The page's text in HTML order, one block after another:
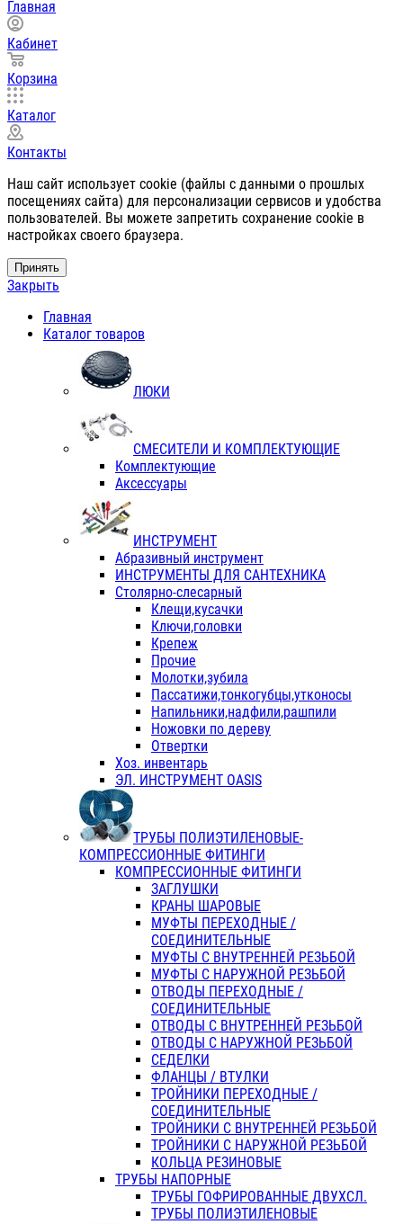
Главная
Кабинет
Корзина
Каталог
Контакты
Наш сайт использует cookie (файлы с данными о прошлых
посещениях сайта) для персонализации сервисов и удобства
пользователей. Вы можете запретить сохранение cookie в
настройках своего браузера.
Принять
Закрыть
Главная
Каталог товаров
ЛЮКИ
СМЕСИТЕЛИ И КОМПЛЕКТУЮЩИЕ
Комплектующие
Аксессуары
ИНСТРУМЕНТ
Абразивный инструмент
ИНСТРУМЕНТЫ ДЛЯ САНТЕХНИКА
Столярно-слесарный
Клещи,кусачки
Ключи,головки
Крепеж
Прочие
Молотки,зубила
Пассатижи,тонкогубцы,утконосы
Напильники,надфили,рашпили
Ножовки по дереву
Отвертки
Хоз. инвентарь
ЭЛ. ИНСТРУМЕНТ OASIS
ТРУБЫ ПОЛИЭТИЛЕНОВЫЕ-
КОМПРЕССИОННЫЕ ФИТИНГИ
КОМПРЕССИОННЫЕ ФИТИНГИ
ЗАГЛУШКИ
КРАНЫ ШАРОВЫЕ
МУФТЫ ПЕРЕХОДНЫЕ /
СОЕДИНИТЕЛЬНЫЕ
МУФТЫ С ВНУТРЕННЕЙ РЕЗЬБОЙ
МУФТЫ С НАРУЖНОЙ РЕЗЬБОЙ
ОТВОДЫ ПЕРЕХОДНЫЕ /
СОЕДИНИТЕЛЬНЫЕ
ОТВОДЫ С ВНУТРЕННЕЙ РЕЗЬБОЙ
ОТВОДЫ С НАРУЖНОЙ РЕЗЬБОЙ
СЕДЕЛКИ
ФЛАНЦЫ / ВТУЛКИ
ТРОЙНИКИ ПЕРЕХОДНЫЕ /
СОЕДИНИТЕЛЬНЫЕ
ТРОЙНИКИ С ВНУТРЕННЕЙ РЕЗЬБОЙ
ТРОЙНИКИ С НАРУЖНОЙ РЕЗЬБОЙ
КОЛЬЦА РЕЗИНОВЫЕ
ТРУБЫ НАПОРНЫЕ
ТРУБЫ ГОФРИРОВАННЫЕ ДВУХСЛ.
ТРУБЫ ПОЛИЭТИЛЕНОВЫЕ